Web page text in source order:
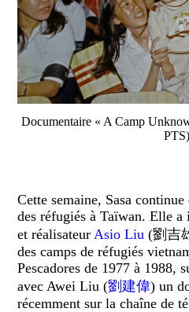
Documentaire « A Camp
PTS)
Cette semaine, Sasa
des réfugiés à Taïwan. Elle
et réalisateur Asio Liu (劉吉
des camps de réfugiés
Pescadores de 1977 à 1988,
avec Awei Liu (劉建偉) un
récemment sur la chaîne de